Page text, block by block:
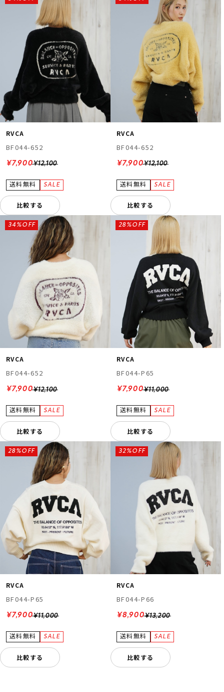
RVCA
BF044-652
¥12,100
¥7,900
比較する
RVCA
BF044-652
¥12,100
¥7,900
比較する
RVCA
BF044-652
¥12,100
34%OFF
¥7,900
比較する
RVCA
BF044-P65
¥11,000
28%OFF
¥7,900
比較する
RVCA
BF044-P65
¥11,000
28%OFF
¥7,900
比較する
RVCA
BF044-P66
¥13,200
32%OFF
¥8,900
比較する